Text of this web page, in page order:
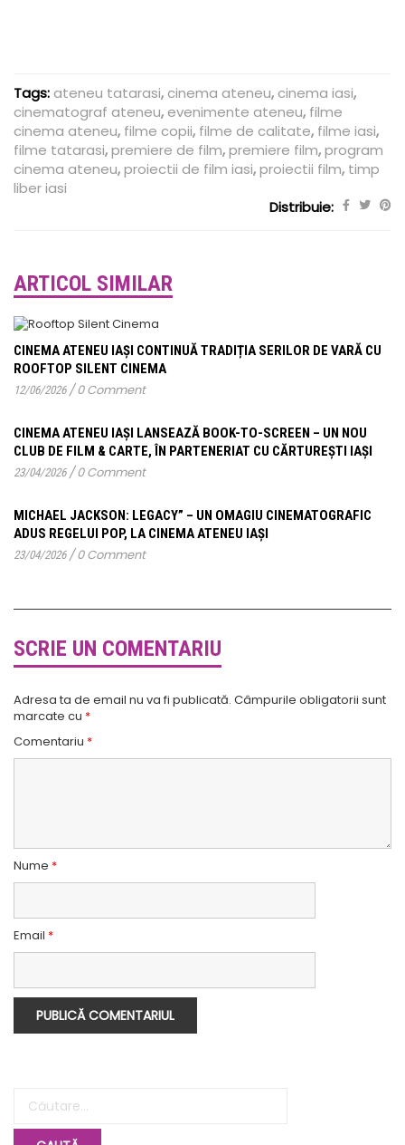
Tags: ateneu tatarasi, cinema ateneu, cinema iasi,
cinematograf ateneu, evenimente ateneu, filme
cinema ateneu, filme copii, filme de calitate, filme iasi,
filme tatarasi,premiere de film,premiere film,program
cinema ateneu,proiectii de film iasi,proiectii film, timp
liber iasi
Distribuie:
ARTICOL SIMILAR
CINEMA ATENEU IAȘI CONTINUĂ TRADIȚIA SERILOR DE VARĂ CU
ROOFTOP SILENT CINEMA
12/06/2026 / 0 Comment
CINEMA ATENEU IAȘI LANSEAZĂ BOOK-TO-SCREEN – UN NOU
CLUB DE FILM & CARTE, ÎN PARTENERIAT CU CĂRTUREȘTI IAȘI
23/04/2026 / 0 Comment
MICHAEL JACKSON: LEGACY” – UN OMAGIU CINEMATOGRAFIC
ADUS REGELUI POP, LA CINEMA ATENEU IAȘI
23/04/2026 / 0 Comment
SCRIE UN COMENTARIU
Adresa ta de email nu va fi publicată. Câmpurile obligatorii sunt
marcate cu *
Comentariu *
Nume *
Email *